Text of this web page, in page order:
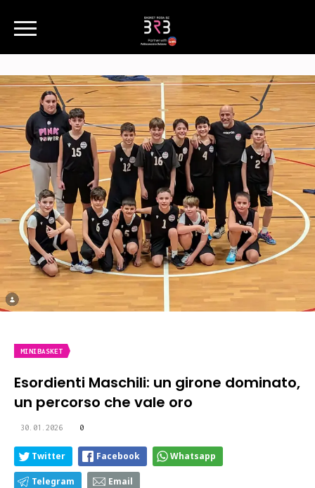
MINIBASKET
Esordienti Maschili: un girone dominato,
un percorso che vale oro
30.01.2026 0
Twitter Facebook Whatsapp
Telegram Email